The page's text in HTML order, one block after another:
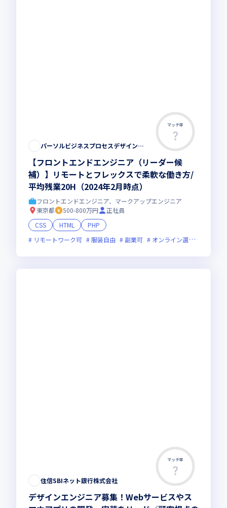
マッチ率
パーソルビジネスプロセスデザイン株式会社
【フロントエンドエンジニア（リーダー候
補）】リモートとフレックスで柔軟な働き方/
平均残業20H（2024年2月時点）
フロントエンドエンジニア、マークアップエンジニア
東京都
500-800万円
正社員
CSS
HTML
PHP
リモートワーク可
服装自由 副業可 オンライン選考可
マッチ率
住信SBIネット銀行株式会社
デザインエンジニア募集！Webサービスやス